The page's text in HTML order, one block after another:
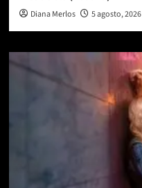
Diana Merlos 5 agosto, 2026